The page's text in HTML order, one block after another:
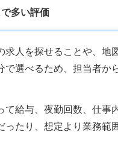
多い評価
求人を探せることや、地
で選べるため、担当者か
て給与、夜勤回数、仕事
ったり、想定より業務範